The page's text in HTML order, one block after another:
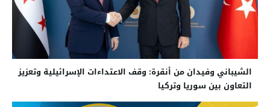
الشيباني وفيدان من أنقرة: وقف الاعتداءات الإسرائيلية وتعزيز
التعاون بين سوريا وتركيا